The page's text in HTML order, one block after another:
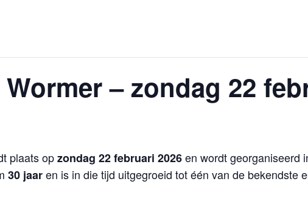
– zondag 22
plaats opzondag 22 februari 2026en wordt georganiseerd
30 jaaren is in die tijd uitgegroeid tot één van de bekendste